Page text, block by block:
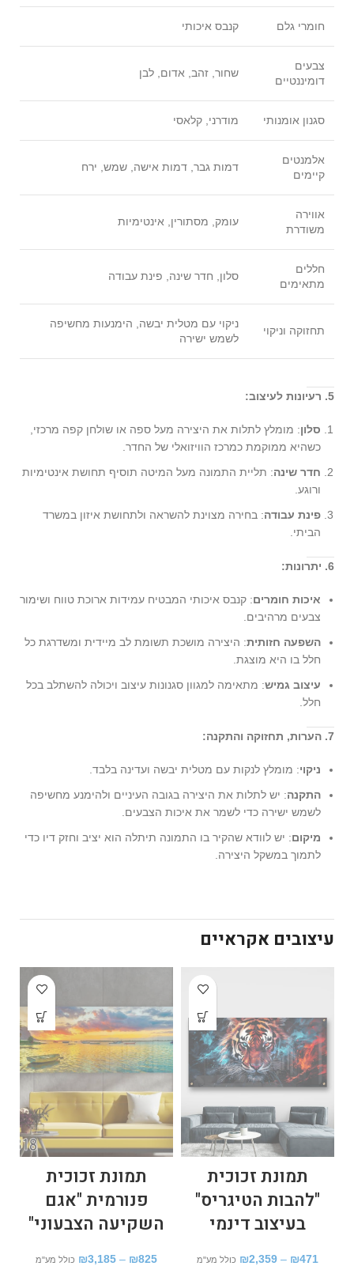
חומרי גלם קנבס איכותי
צבעים
דומיננטיים
שחור, זהב, אדום, לבן
סגנון אומנותי מודרני, קלאסי
אלמנטים
קיימים
דמות גבר, דמות אישה, שמש, ירח
אווירה
משודרת
עומק, מסתורין, אינטימיות
חללים
מתאימים
סלון, חדר שינה, פינת עבודה
תחזוקה וניקוי
ניקוי עם מטלית יבשה, הימנעות מחשיפה
לשמש ישירה
5. רעיונות לעיצוב:
סלון: מומלץ לתלות את היצירה מעל ספה או שולחן קפה מרכזי,
כשהיא ממוקמת כמרכז הוויזואלי של החדר.
חדר שינה: תליית התמונה מעל המיטה תוסיף תחושת אינטימיות
ורוגע.
פינת עבודה: בחירה מצוינת להשראה ולתחושת איזון במשרד
הביתי.
6. יתרונות:
איכות חומרים: קנבס איכותי המבטיח עמידות ארוכת טווח ושימור
צבעים מרהיבים.
השפעה חזותית: היצירה מושכת תשומת לב מיידית ומשדרגת כל
חלל בו היא מוצגת.
עיצוב גמיש: מתאימה למגוון סגנונות עיצוב ויכולה להשתלב בכל
חלל.
7. הערות, תחזוקה והתקנה:
ניקוי: מומלץ לנקות עם מטלית יבשה ועדינה בלבד.
התקנה: יש לתלות את היצירה בגובה העיניים ולהימנע מחשיפה
לשמש ישירה כדי לשמר את איכות הצבעים.
מיקום: יש לוודא שהקיר בו התמונה תיתלה הוא יציב וחזק דיו כדי
לתמוך במשקל היצירה.
עיצובים אקראיים
תמונת זכוכית
"להבות הטיגריס"
בעיצוב דינמי
₪471
–
₪2,359 כולל מע"מ
תמונת זכוכית
פנורמית "אגם
השקיעה הצבעוני"
₪825
–
₪3,185 כולל מע"מ